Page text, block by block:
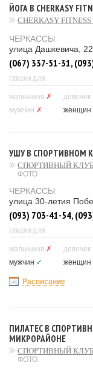
ЙОГА В CHERKASY
CHERKASY
ЧЕРКАССЫ
улица Дашкевича, 22
(067) 337-51-31,
СЕКЦИЯ ДЛЯ
мальчиков ✗ девочек
мужчин ✗ женщин
УШУ В СПОРТИВНОМ
СПОРТИВНЫЙ
ФОТО
ЧЕРКАССЫ
улица 30-летия
(093) 703-41-54,
СЕКЦИЯ ДЛЯ
мальчиков ✗ девочек
мужчин ✓ женщин
Расписание
ПИЛАТЕС В
МИКРОРАЙОНЕ
СПОРТИВНЫЙ
ФОТО